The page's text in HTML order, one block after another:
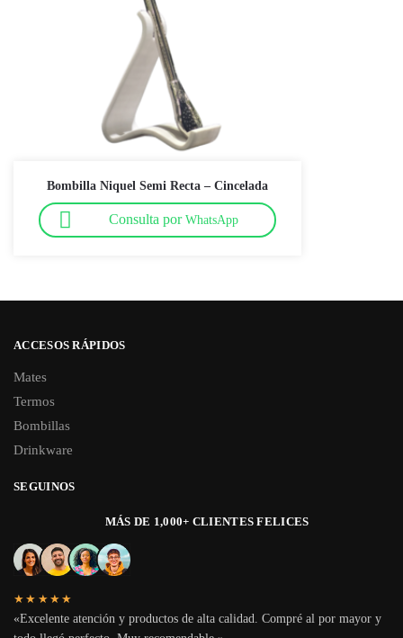
Bombilla Niquel Semi Recta – Cincelada
Consulta por WhatsApp
ACCESOS RÁPIDOS
Mates
Termos
Bombillas
Drinkware
SEGUINOS
MÁS DE 1,000+ CLIENTES FELICES
★★★★★
«Excelente atención y productos de alta calidad. Compré al por mayor y